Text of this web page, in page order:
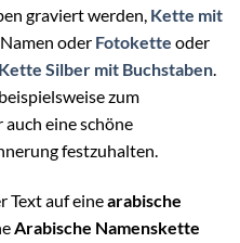
graviert werden, Kette mit
oder Fotokette oder
Kette Silber mit Buchstaben.
zum
eine schöne
festzuhalten.
Text auf einearabische
Arabische Namenskette